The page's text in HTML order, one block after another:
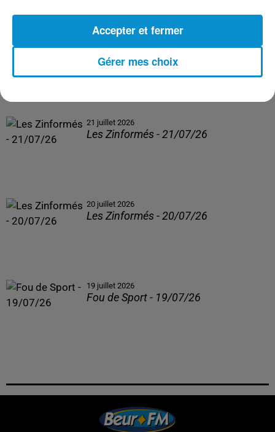
21 juillet 2026
Les Zinformés - 21/07/26
20 juillet 2026
Les Zinformés - 20/07/26
19 juillet 2026
Fou de Sport - 19/07/26
Gérer mes choix
Accepter et fermer